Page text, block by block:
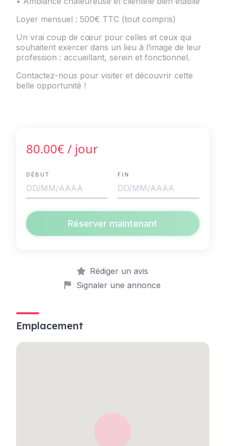
Loyer mensuel : 500€ TTC (tout compris)
Un vrai coup de cœur pour celles et ceux qui
souhaitent exercer dans un lieu à l’image de leur
profession : accueillant, serein et fonctionnel.
Contactez-nous pour visiter et découvrir cette
belle opportunité !
80.00€/ jour
DÉBUT FIN
Réserver maintenant
Rédiger un avis
Signaler une annonce
Emplacement